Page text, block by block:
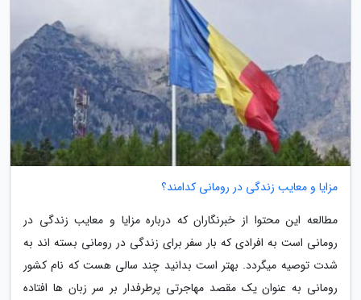
مزایا و معایب زندگی در رومانی کدامند؟
مطالعه این محتوا از خبرنگاران که درباره مزایا و معایب زندگی در
رومانی است به افرادی که بار سفر برای زندگی در رومانی بسته اند به
شدت توصیه میگردد. بهتر است بدانید چند سالی هست که نام کشور
رومانی به عنوان یک مقصد مهاجرتی پرطرفدار بر سر زبان ها افتاده